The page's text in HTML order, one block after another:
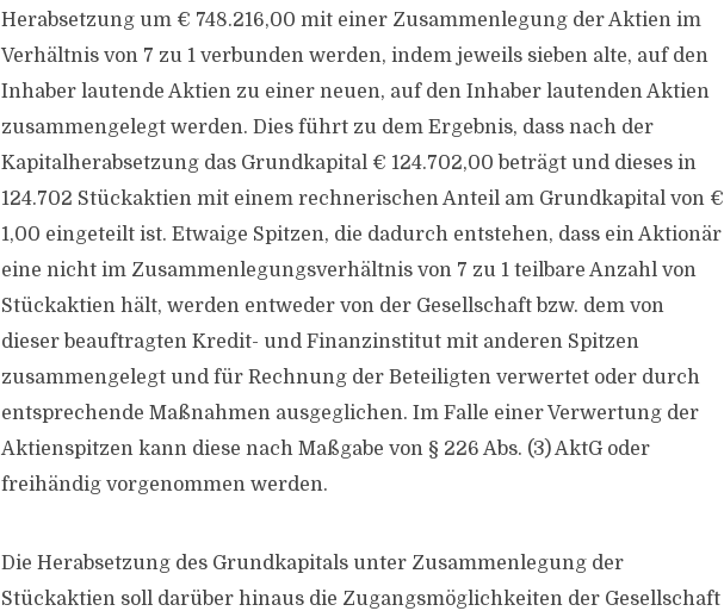
Herabsetzung um € 748.216,00 mit einer Zusammenlegung der Aktien im
Verhältnis von 7 zu 1 verbunden werden, indem jeweils sieben alte, auf den
Inhaber lautende Aktien zu einer neuen, auf den Inhaber lautenden Aktien
zusammengelegt werden. Dies führt zu dem Ergebnis, dass nach der
Kapitalherabsetzung das Grundkapital € 124.702,00 beträgt und dieses in
124.702 Stückaktien mit einem rechnerischen Anteil am Grundkapital von €
1,00 eingeteilt ist. Etwaige Spitzen, die dadurch entstehen, dass ein Aktionär
eine nicht im Zusammenlegungsverhältnis von 7 zu 1 teilbare Anzahl von
Stückaktien hält, werden entweder von der Gesellschaft bzw. dem von
dieser beauftragten Kredit- und Finanzinstitut mit anderen Spitzen
zusammengelegt und für Rechnung der Beteiligten verwertet oder durch
entsprechende Maßnahmen ausgeglichen. Im Falle einer Verwertung der
Aktienspitzen kann diese nach Maßgabe von § 226 Abs. (3) AktG oder
freihändig vorgenommen werden.
Die Herabsetzung des Grundkapitals unter Zusammenlegung der
Stückaktien soll darüber hinaus die Zugangsmöglichkeiten der Gesellschaft